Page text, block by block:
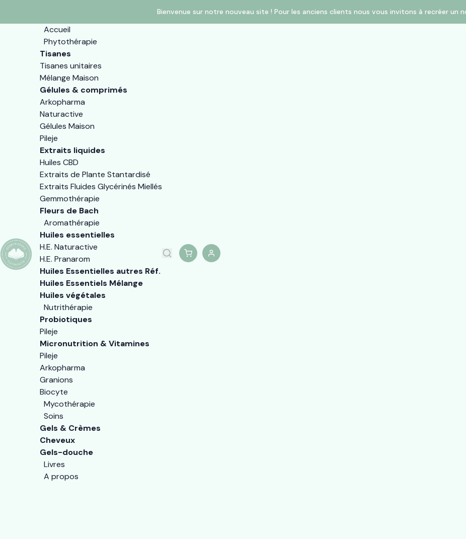
Bienvenue sur notre nouveau site ! Pour les anciens clients nous vous invitons à recréer un
Accueil
Phytothérapie
Tisanes
Tisanes unitaires
Mélange Maison
Gélules & comprimés
Arkopharma
Naturactive
Gélules Maison
Pileje
Extraits liquides
Huiles CBD
Extraits de Plante Stantardisé
Extraits Fluides Glycérinés Miellés
Gemmothérapie
Fleurs de Bach
Aromathérapie
Huiles essentielles
H.E. Naturactive
H.E. Pranarom
Huiles Essentielles autres Réf.
Huiles Essentiels Mélange
Huiles végétales
Nutrithérapie
Probiotiques
Pileje
Micronutrition & Vitamines
Pileje
Arkopharma
Granions
Biocyte
Mycothérapie
Soins
Gels & Crèmes
Cheveux
Gels-douche
Livres
A propos